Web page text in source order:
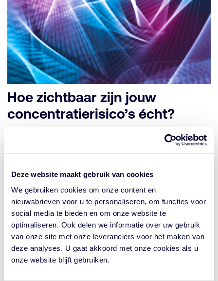
Deze website maakt gebruik van cookies
We gebruiken cookies om onze content en
nieuwsbrieven voor u te personaliseren, om functies voor
social media te bieden en om onze website te
optimaliseren. Ook delen we informatie over uw gebruik
van onze site met onze leveranciers voor het maken van
deze analyses. U gaat akkoord met onze cookies als u
onze website blijft gebruiken.
Hoe zichtbaar zijn jouw
concentratierisico’s écht?
aan de top. Tegelijkertijd verandert de snelle opkomst van
AI en andere megatrends het risicoprofiel van zowel
publieke als private markten. In private credit worden
recente defaults en sectorzorgen zichtbaar via hogere
uitstroom en toenemende druk op de liquiditeit van
semi‑liquide fondsen.
Ook blijven de ontwikkelingen in het Midden‑Oosten een